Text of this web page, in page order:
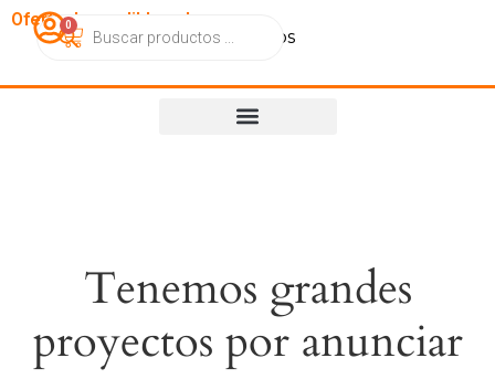
OfertasImperdibles.cl
CatálogoContactoNosotros
0
Tenemos grandes
proyectos por anunciar